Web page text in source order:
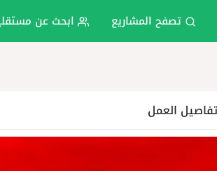
تصفح المشاريع ابحث عن
تفاصيل العمل